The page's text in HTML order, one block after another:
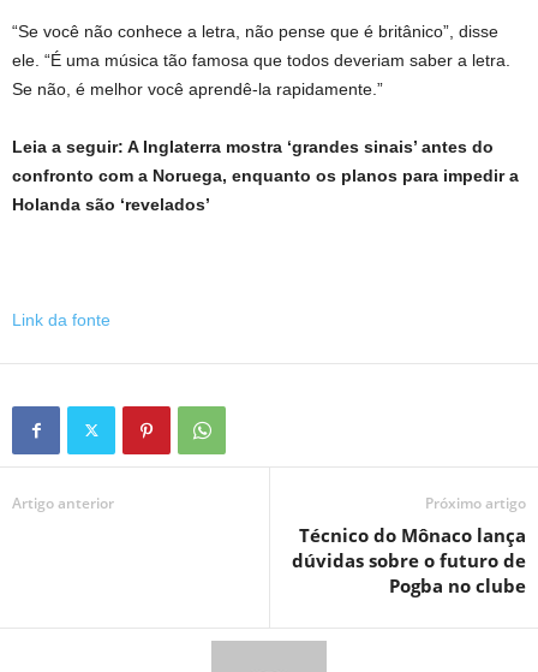
“Se você não conhece a letra, não pense que é britânico”, disse
ele. “É uma música tão famosa que todos deveriam saber a letra.
Se não, é melhor você aprendê-la rapidamente.”
Leia a seguir: A Inglaterra mostra ‘grandes sinais’ antes do
confronto com a Noruega, enquanto os planos para impedir a
Holanda são ‘revelados’
Link da fonte
Artigo anterior Próximo artigo
Técnico do Mônaco lança
dúvidas sobre o futuro de
Pogba no clube